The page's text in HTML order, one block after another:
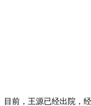
目前，王源已经出院，